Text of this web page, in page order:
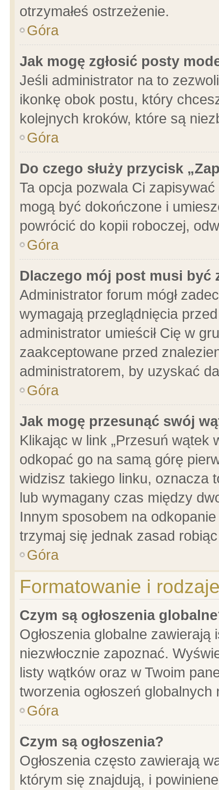
otrzymałeś ostrzeżenie.
Góra
Jak mogę zgłosić posty
Jeśli administrator na to
ikonkę obok postu, który
kolejnych kroków, które są
Góra
Do czego służy przycisk
Ta opcja pozwala Ci
mogą być dokończone i
powrócić do kopii roboczej,
Góra
Dlaczego mój post musi być
Administrator forum mógł
wymagają przeglądnięcia
administrator umieścił Cię w
zaakceptowane przed
administratorem, by uzyskać
Góra
Jak mogę przesunąć swój
Klikając w link „Przesuń wątek
odkopać go na samą górę
widzisz takiego linku, oznacza
lub wymagany czas między
Innym sposobem na
trzymaj się jednak zasad
Góra
Formatowanie i
Czym są ogłoszenia
Ogłoszenia globalne
niezwłocznie zapoznać.
listy wątków oraz w Twoim
tworzenia ogłoszeń
Góra
Czym są ogłoszenia?
Ogłoszenia często zawierają
którym się znajdują, i